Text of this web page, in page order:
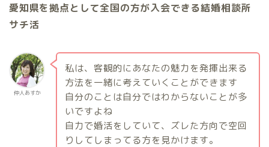
愛知県を拠点として全国の方が入会できる結婚相談所
サチ活
仲人あすか
私は、客観的にあなたの魅力を発揮出来る
方法を一緒に考えていくことができます
自分のことは自分ではわからないことが多
いですよね
自力で婚活をしていて、ズレた方向で空回
りしてしまってる方を見かけます。